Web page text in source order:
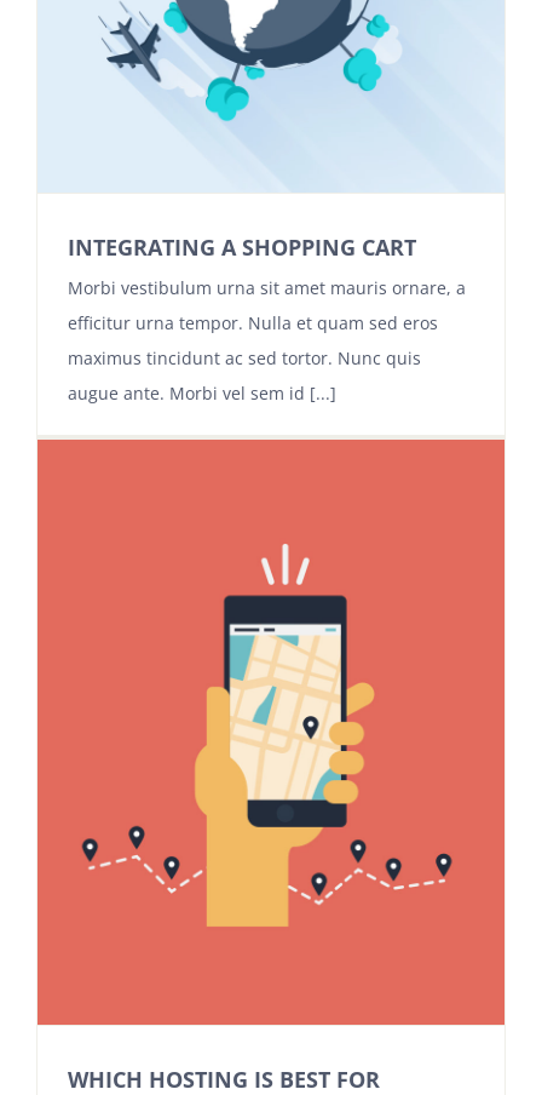
INTEGRATING A SHOPPING CART
Morbi vestibulum urna sit amet mauris ornare, a
efficitur urna tempor. Nulla et quam sed eros
maximus tincidunt ac sed tortor. Nunc quis
augue ante. Morbi vel sem id [...]
WHICH HOSTING IS BEST FOR